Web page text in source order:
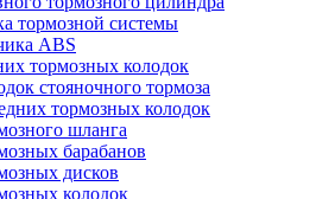
тормозной системы
ABS
тормозных колодок
стояночного тормоза
тормозных колодок
шланга
барабанов
дисков
колодок